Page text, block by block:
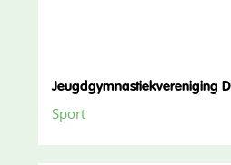
Jeugdgymnastiekvereniging
Sport